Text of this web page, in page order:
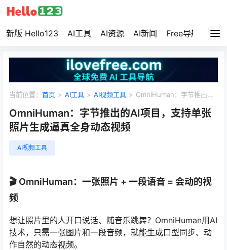
新版 Hello123 AI工具 AI资源 AI新闻 Free导航 资
当前位置： 首页 > AI工具 > AI视频工具 > OmniHuman：字节推出的
OmniHuman：字节推出的AI项目，支持单张
照片生成逼真全身动态视频
AI视频工具
🎬 OmniHuman：一张照片 + 一段语音 = 会动的视
频
想让照片里的人开口说话、随音乐跳舞？OmniHuman用AI
技术，只需一张图片和一段音频，就能生成口型同步、动
作自然的动态视频。